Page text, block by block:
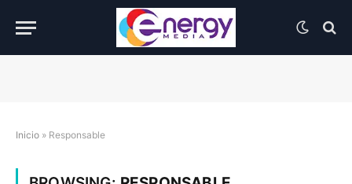
Inicio » Responsable